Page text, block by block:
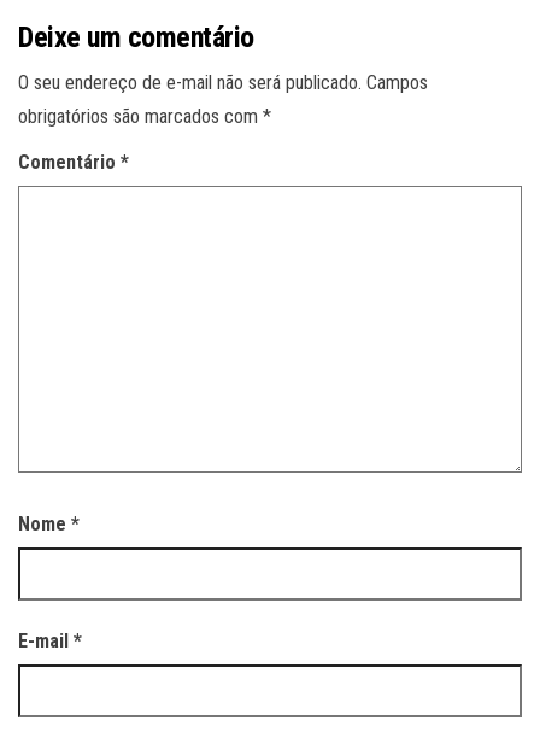
Deixe um comentário
O seu endereço de e-mail não será publicado. Campos
obrigatórios são marcados com *
Comentário *
Nome *
E-mail *